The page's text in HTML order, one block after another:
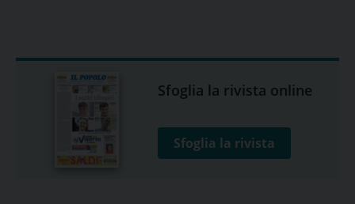
Sfoglia la rivista online
Sfoglia la rivista